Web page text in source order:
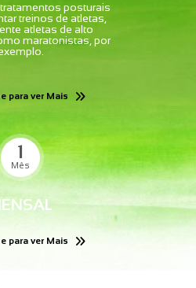
posturais
treinos de atletas,
atletas de alto
maratonistas, por
para ver Mais
1
Mês
para ver Mais